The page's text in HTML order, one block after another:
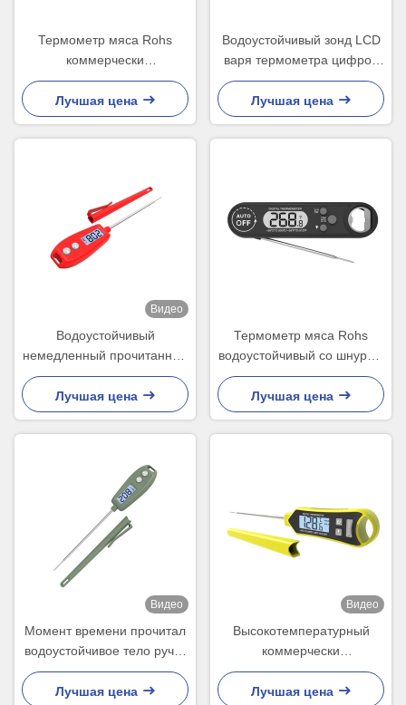
Термометр мяса Rohs
коммерчески
водоустойчивый для
курильщика LCD цыпленка
освещает контржурным
светом
Лучшая цена
Водоустойчивый зонд LCD
варя термометра цифров
показывает 45x20x170mm
Лучшая цена
Видео
Водоустойчивый
немедленный прочитанный
термометр в печи кухни
конфеты гриля Турции
жидкостной
Лучшая цена
Термометр мяса Rohs
водоустойчивый со шнуром
в печи IP66 Турции масла
цыпленка
Лучшая цена
Видео
Момент времени прочитал
водоустойчивое тело ручки
термометра мяса
формирует 221x31x15mm
Лучшая цена
Видео
Высокотемпературный
коммерчески
водоустойчивый момент
времени прочитал ручку
Лучшая цена